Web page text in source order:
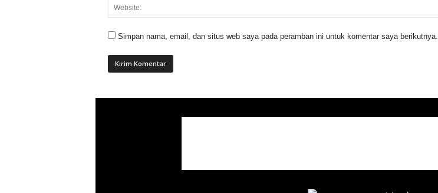
Simpan nama, email, dan situs web saya pada peramban ini untuk komentar saya berikutnya.